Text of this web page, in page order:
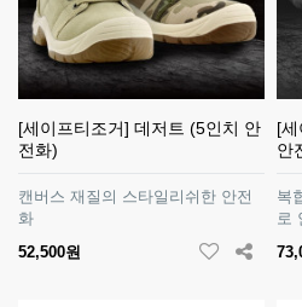
[세이프티조거] 데저트 (5인치 안
전화)
캔버스 재질의 스타일리쉬한 안전
화
52,500원
[
안
복
로